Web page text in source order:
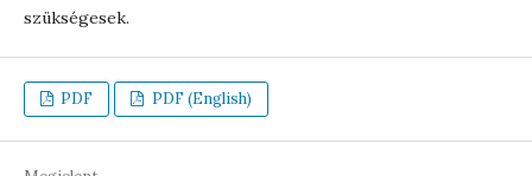
szükségesek.
PDF PDF (English)